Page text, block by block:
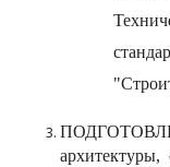
архитектуры,